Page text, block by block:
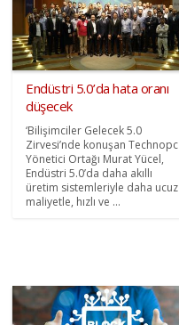
Endüstri 5.0’da hata oranı
düşecek
‘Bilişimciler Gelecek 5.0
Zirvesi’nde konuşan Technopc
Yönetici Ortağı Murat Yücel,
Endüstri 5.0’da daha akıllı
üretim sistemleriyle daha ucuz
maliyetle, hızlı ve ...